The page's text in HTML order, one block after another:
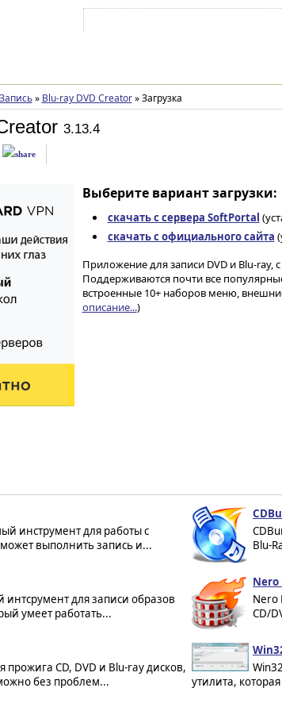
Запись » Blu-ray DVD Creator »Загрузка
3.13.4
Выберите вариант загрузки:
скачать с сервера SoftPortal
скачать с официального сайта
Приложение для записи DVD и Blu-
Поддерживаются почти все
встроенные 10+ наборов меню,
описание...)
инструмент для работы с
выполнить запись и...
Blu-
интсрумент для записи образов
умеет работать...
Nero
Nero
CD/
прожига CD, DVD и Blu-ray дисков,
без проблем...
утилита,